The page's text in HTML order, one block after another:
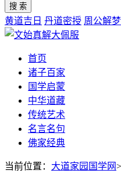
黄道吉日 丹道密授 周公解梦
首页
诸子百家
国学启蒙
中华道藏
传统艺术
名言名句
佛家经典
当前位置： 大道家园国学网>